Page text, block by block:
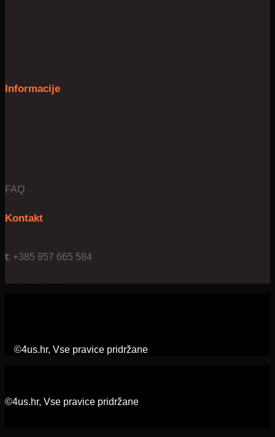
Informacije
FAQ
Kontakt
t: +385 957 665 584
©4us.hr, Vse pravice pridržane
©4us.hr, Vse pravice pridržane